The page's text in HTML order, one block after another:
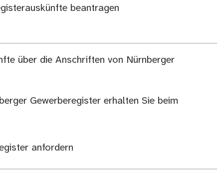
beantragen
über die Anschriften von Nürnberger
Gewerberegister erhalten Sie beim
anfordern